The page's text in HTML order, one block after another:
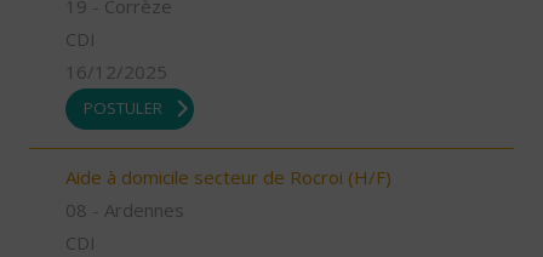
19 - Corrèze
CDI
16/12/2025
POSTULER
Aide à domicile secteur de Rocroi (H/F)
08 - Ardennes
CDI